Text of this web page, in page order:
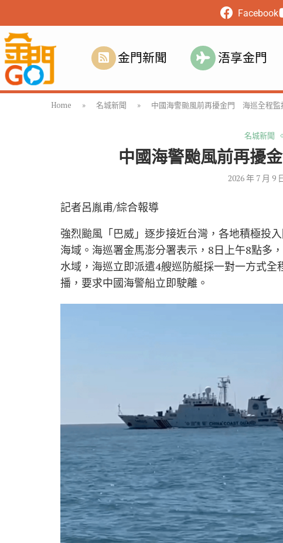
Facebook
金門新聞 浯享金門
Home » 名城新聞 » 中國海警颱風前再擾金門 海巡全程監
名城新聞
中國海警颱風前再擾
2026 年 7 月 9
記者呂胤甫/綜合報導
強烈颱風「巴威」逐步接近台灣，各地積極投
海域。海巡署金馬澎分署表示，8日上午8點多
水域，海巡立即派遣4艘巡防艇採一對一方式
播，要求中國海警船立即駛離。